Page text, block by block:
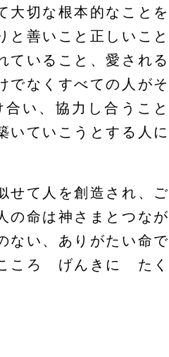
大切な根本的なことを
と善いこと正しいこと
ていること、愛される
でなくすべての人がそ
い、協力し合うこと
いていこうとする人に
せて人を創造され、ご
の命は神さまとつなが
ない、ありがたい命で
こころ げんきに たく